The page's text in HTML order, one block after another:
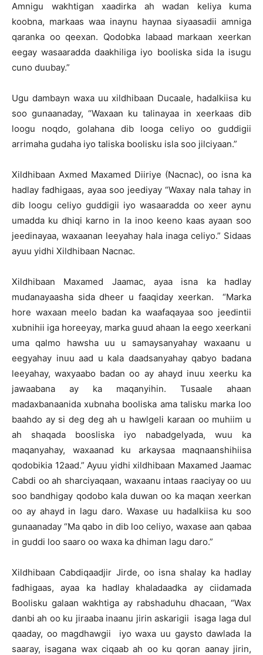
Amnigu wakhtigan xaadirka ah wadan keliya kuma
koobna, markaas waa inaynu haynaa siyaasadii amniga
qaranka oo qeexan. Qodobka labaad markaan xeerkan
eegay wasaaradda daakhiliga iyo booliska sida la isugu
cuno duubay.”
Ugu dambayn waxa uu xildhibaan Ducaale, hadalkiisa ku
soo gunaanaday, “Waxaan ku talinayaa in xeerkaas dib
loogu noqdo, golahana dib looga celiyo oo guddigii
arrimaha gudaha iyo taliska boolisku isla soo jilciyaan.”
Xildhibaan Axmed Maxamed Diiriye (Nacnac), oo isna ka
hadlay fadhigaas, ayaa soo jeediyay “Waxay nala tahay in
dib loogu celiyo guddigii iyo wasaaradda oo xeer aynu
umadda ku dhiqi karno in la inoo keeno kaas ayaan soo
jeedinayaa, waxaanan leeyahay hala inaga celiyo.” Sidaas
ayuu yidhi Xildhibaan Nacnac.
Xildhibaan Maxamed Jaamac, ayaa isna ka hadlay
mudanayaasha sida dheer u faaqiday xeerkan. “Marka
hore waxaan meelo badan ka waafaqayaa soo jeedintii
xubnihii iga horeeyay, marka guud ahaan la eego xeerkani
uma qalmo hawsha uu u samaysanyahay waxaanu u
eegyahay inuu aad u kala daadsanyahay qabyo badana
leeyahay, waxyaabo badan oo ay ahayd inuu xeerku ka
jawaabana ay ka maqanyihin. Tusaale ahaan
madaxbanaanida xubnaha booliska ama talisku marka loo
baahdo ay si deg deg ah u hawlgeli karaan oo muhiim u
ah shaqada boosliska iyo nabadgelyada, wuu ka
maqanyahay, waxaanad ku arkaysaa maqnaanshihiisa
qodobikia 12aad.” Ayuu yidhi xildhibaan Maxamed Jaamac
Cabdi oo ah sharciyaqaan, waxaanu intaas raaciyay oo uu
soo bandhigay qodobo kala duwan oo ka maqan xeerkan
oo ay ahayd in lagu daro. Waxase uu hadalkiisa ku soo
gunaanaday “Ma qabo in dib loo celiyo, waxase aan qabaa
in guddi loo saaro oo waxa ka dhiman lagu daro.”
Xildhibaan Cabdiqaadjir Jirde, oo isna shalay ka hadlay
fadhigaas, ayaa ka hadlay khaladaadka ay ciidamada
Boolisku galaan wakhtiga ay rabshaduhu dhacaan, “Wax
danbi ah oo ku jiraaba inaanu jirin askarigii isaga laga dul
qaaday, oo magdhawgii iyo waxa uu gaysto dawlada la
saaray, isagana wax ciqaab ah oo ku qoran aanay jirin,